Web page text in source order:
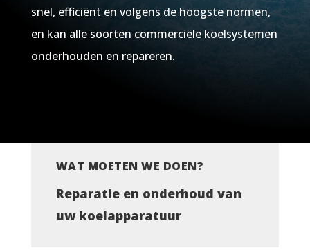
snel, efficiënt en volgens de hoogste normen,
en kan alle soorten commerciële koelsystemen
onderhouden en repareren.
WAT MOETEN WE DOEN?
Reparatie en onderhoud van
uw koelapparatuur